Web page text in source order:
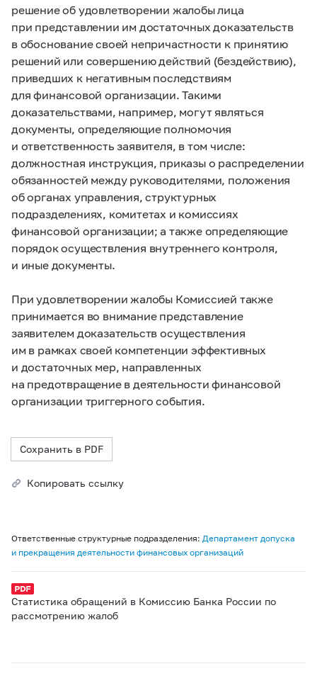
решение об удовлетворении жалобы лица
при представлении им достаточных доказательств
в обоснование своей непричастности к принятию
решений или совершению действий (бездействию),
приведших к негативным последствиям
для финансовой организации. Такими
доказательствами, например, могут являться
документы, определяющие полномочия
и ответственность заявителя, в том числе:
должностная инструкция, приказы о распределении
обязанностей между руководителями, положения
об органах управления, структурных
подразделениях, комитетах и комиссиях
финансовой организации; а также определяющие
порядок осуществления внутреннего контроля,
и иные документы.
При удовлетворении жалобы Комиссией также
принимается во внимание представление
заявителем доказательств осуществления
им в рамках своей компетенции эффективных
и достаточных мер, направленных
на предотвращение в деятельности финансовой
организации триггерного события.
Сохранить в PDF
Копировать ссылку
Ответственные структурные подразделения: Департамент допуска
и прекращения деятельности финансовых организаций
Статистика обращений в Комиссию Банка России по
рассмотрению жалоб